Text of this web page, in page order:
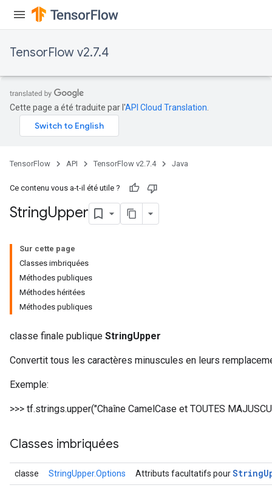
TensorFlow v2.7.4
Cette page a été traduite par l'API Cloud Translation
TensorFlow API TensorFlow v2.7.4 Java
Ce contenu vous a-t-il été utile ?
StringUpper
Sur cette page
Classes imbriquées
Méthodes publiques
Méthodes héritées
Méthodes publiques
classe finale publique StringUpper
Convertit tous les caractères minuscules en leurs
Exemple:
>>> tf.strings.upper("Chaîne CamelCase et TOUTES
Classes imbriquées
classe StringUpper.Options Attributs facultatifs pourString